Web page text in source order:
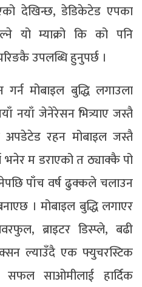
देखिन्छ, डेडिकेटेड एपका
यो म्याक्रो कि को पनि
उपलब्धि हुनुपर्छ ।
मोबाइल बुद्धि लगाउला
नयाँ जेनेरेसन भित्र्याए जस्तै
रहन मोबाइल जस्तै
भनेर म डराएको त ठ्याक्कै पो
पाँच वर्ष ढुक्कले चलाउन
। मोबाइल बुद्धि लगाएर
ब्राइटर डिस्प्ले, बढी
ल्याउँदै एक फ्युचरस्टिक
सफल साओमीलाई हार्दिक